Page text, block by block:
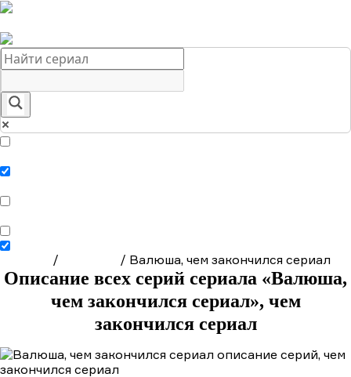
/ / Валюша, чем закончился сериал
Описание всех серий сериала «Валюша,
чем закончился сериал», чем
закончился сериал